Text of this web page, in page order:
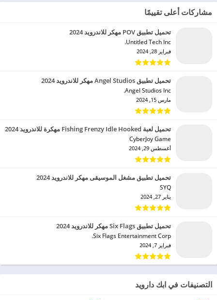
مشاركات أعلى تقييمًا
تحميل تطبيق POV مهكر للاندرويد 2024
Untitled Tech Inc.‏
فبراير 28, 2024
تحميل تطبيق Angel Studios مهكر للاندرويد 2024
Angel Studios Inc.‏
مارس 15, 2024
تحميل لعبة Fishing Frenzy Idle Hooked مهكرة للاندرويد 2024
CyberJoy Game‏
أغسطس 29, 2024
تحميل تطبيق مشغل الموسيقى مهكر للاندرويد 2024
SYQ‏
يناير 27, 2024
تحميل تطبيق Six Flags مهكر للاندرويد 2024
Six Flags Entertainment Corp.‏
فبراير 7, 2024
التصنيفات في ابك دارويد